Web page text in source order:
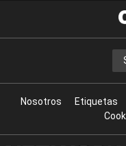
Nosotros Etiquetas